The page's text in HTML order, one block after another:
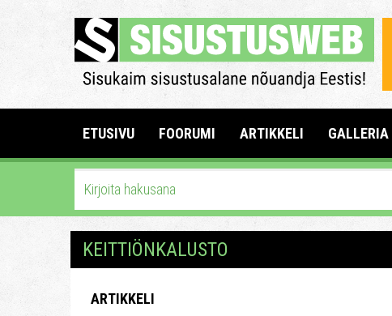
ETUSIVU FOORUMI ARTIKKELI GALLERIA
KEITTIÖNKALUSTO
ARTIKKELI